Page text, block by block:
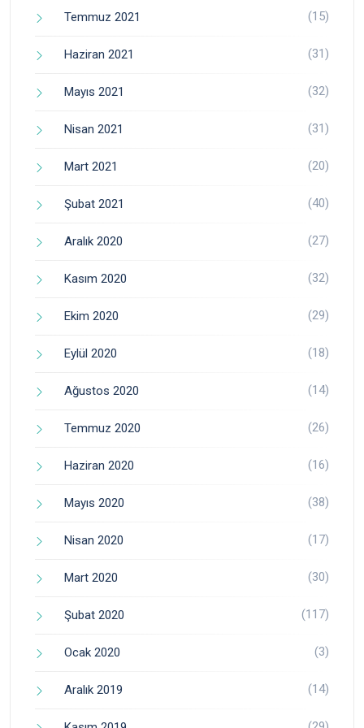
Temmuz 2021 (15)
Haziran 2021 (31)
Mayıs 2021 (32)
Nisan 2021 (31)
Mart 2021 (20)
Şubat 2021 (40)
Aralık 2020 (27)
Kasım 2020 (32)
Ekim 2020 (29)
Eylül 2020 (18)
Ağustos 2020 (14)
Temmuz 2020 (26)
Haziran 2020 (16)
Mayıs 2020 (38)
Nisan 2020 (17)
Mart 2020 (30)
Şubat 2020 (117)
Ocak 2020 (3)
Aralık 2019 (14)